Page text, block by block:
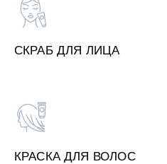
СКРАБ ДЛЯ ЛИЦА
КРАСКА ДЛЯ ВОЛОС